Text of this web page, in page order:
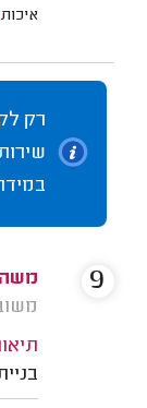
איכות
רק
משה
משוב: 19/
9